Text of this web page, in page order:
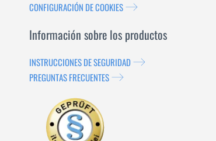
CONFIGURACIÓN DE COOKIES
Información sobre los productos
INSTRUCCIONES DE SEGURIDAD
PREGUNTAS FRECUENTES